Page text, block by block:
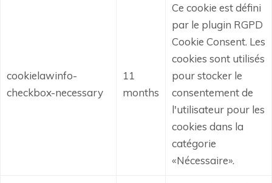
cookielawinfo-
checkbox-necessary
11
months
Ce cookie est défini
par le plugin RGPD
Cookie Consent. Les
cookies sont utilisés
pour stocker le
consentement de
l'utilisateur pour les
cookies dans la
catégorie
«Nécessaire».